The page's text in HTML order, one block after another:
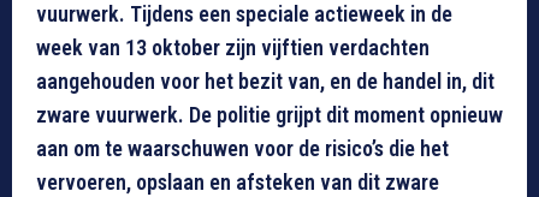
vuurwerk. Tijdens een speciale actieweek in de
week van 13 oktober zijn vijftien verdachten
aangehouden voor het bezit van, en de handel in, dit
zware vuurwerk. De politie grijpt dit moment opnieuw
aan om te waarschuwen voor de risico’s die het
vervoeren, opslaan en afsteken van dit zware